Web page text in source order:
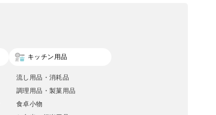
キッチン用品
流し用品・消耗品
調理用品・製菓用品
食卓小物